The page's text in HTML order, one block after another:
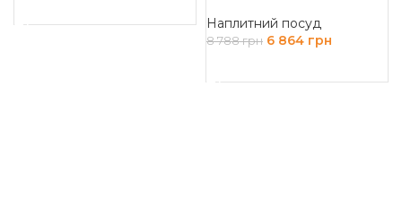
Наплитний посуд
8 788грн 6 864 грн